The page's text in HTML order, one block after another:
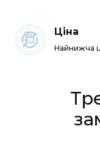
Ціна
Найнижча